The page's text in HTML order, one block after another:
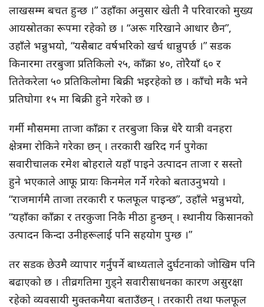
लाखसम्म बचत हुन्छ ।” उहाँका अनुसार खेती नै परिवारको मुख्य
आयस्रोतका रूपमा रहेको छ । “अरू गरिखाने आधार छैन”,
उहाँले भन्नुभयो, “यसैबाट वर्षभरिको खर्च धान्नुपर्छ ।” सडक
किनारमा तरबुजा प्रतिकिलो २५, काँक्रा ४०, तोरैयाँ ६० र
तितेकरेला ५० प्रतिकिलोमा बिक्री भइरहेको छ । काँचो मकै भने
प्रतिघोगा १५ मा बिक्री हुने गरेको छ ।
गर्मी मौसममा ताजा काँक्रा र तरबुजा किन्न धेरै यात्री वनहरा
क्षेत्रमा रोकिने गरेका छन् । तरकारी खरिद गर्न पुगेका
सवारीचालक रमेश बोहराले यहाँ पाइने उत्पादन ताजा र सस्तो
हुने भएकाले आफू प्रायः किनमेल गर्ने गरेको बताउनुभयो ।
“राजमार्गमै ताजा तरकारी र फलफूल पाइन्छ”, उहाँले भन्नुभयो,
“यहाँका काँक्रा र तरकुजा निकै मीठा हुन्छन् । स्थानीय किसानको
उत्पादन किन्दा उनीहरूलाई पनि सहयोग पुग्छ ।”
तर सडक छेउमै व्यापार गर्नुपर्ने बाध्यताले दुर्घटनाको जोखिम पनि
बढाएको छ । तीव्रगतिमा गुड्ने सवारीसाधनका कारण असुरक्षा
रहेको व्यवसायी मुक्तकमैया बताउँछन् । तरकारी तथा फलफूल